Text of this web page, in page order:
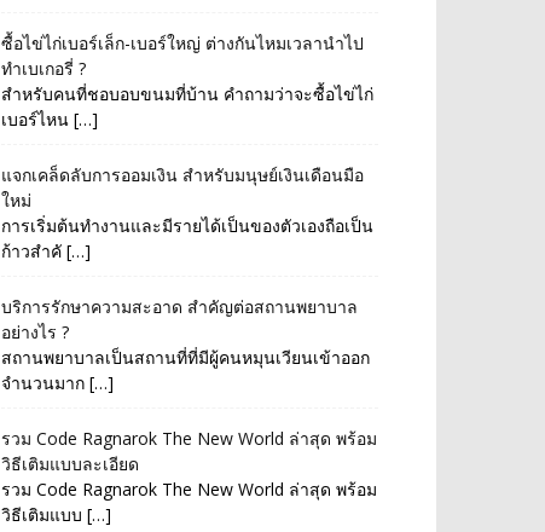
ซื้อไข่ไก่เบอร์เล็ก-เบอร์ใหญ่ ต่างกันไหมเวลานำไป
ทำเบเกอรี่ ?
สำหรับคนที่ชอบอบขนมที่บ้าน คำถามว่าจะซื้อไข่ไก่
เบอร์ไหน […]
แจกเคล็ดลับการออมเงิน สำหรับมนุษย์เงินเดือนมือ
ใหม่
การเริ่มต้นทำงานและมีรายได้เป็นของตัวเองถือเป็น
ก้าวสำคั […]
บริการรักษาความสะอาด สำคัญต่อสถานพยาบาล
อย่างไร ?
สถานพยาบาลเป็นสถานที่ที่มีผู้คนหมุนเวียนเข้าออก
จำนวนมาก […]
รวม Code Ragnarok The New World ล่าสุด พร้อม
วิธีเติมแบบละเอียด
รวม Code Ragnarok The New World ล่าสุด พร้อม
วิธีเติมแบบ […]